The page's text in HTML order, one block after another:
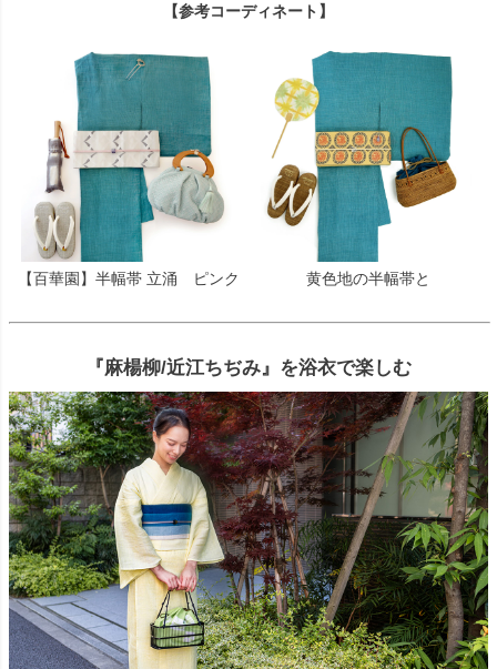
【参考コーディネート】
【百華園】半幅帯 立涌 ピンク 黄色地の半幅帯と
『麻楊柳/近江ちぢみ』を浴衣で楽しむ